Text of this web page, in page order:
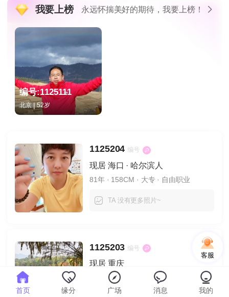
我要上榜 永远怀揣美好的期待，我要上榜！
编号:1125111
北京 | 52岁
1125204 编号
现居 海口 · 哈尔滨人
81年 · 158CM · 大专 · 自由职业
TA 没有更多照片~
1125203 编号
现居 重庆
· 本科 · 技术人员
客服
首页 缘分 广场 消息 我的